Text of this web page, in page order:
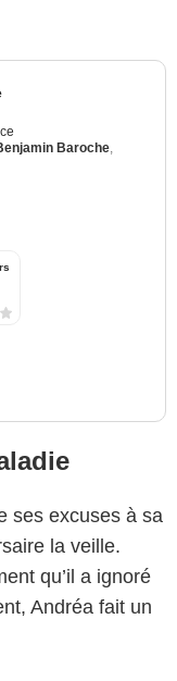
Baroche
ses excuses à sa
la veille.
qu’il a ignoré
Andréa fait un